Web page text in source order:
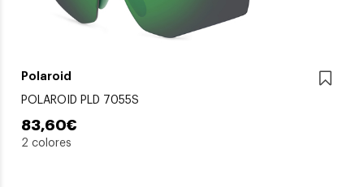
Polaroid
POLAROID PLD 7055S
83,60€
2 colores